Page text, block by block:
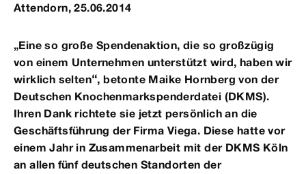
Attendorn, 25.06.2014
„Eine so große Spendenaktion, die so großzügig
von einem Unternehmen unterstützt wird, haben wir
wirklich selten“, betonte Maike Hornberg von der
Deutschen Knochenmarkspenderdatei (DKMS).
Ihren Dank richtete sie jetzt persönlich an die
Geschäftsführung der Firma Viega. Diese hatte vor
einem Jahr in Zusammenarbeit mit der DKMS Köln
an allen fünf deutschen Standorten der